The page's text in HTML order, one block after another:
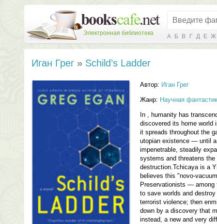
Электронная библиотека А Б В Г Д Е Ж
Иган Грег » Schild’s Ladder
Автор: Иган Грег
Жанр: Научная
In , humanity has
discovered its home world
it spreads throughout the
utopian existence — until
impenetrable, steadily
systems and threatens
destruction.Tchicaya is a
believes this "novo-
Preservationists —
to save worlds and
terrorist violence; then
down by a discovery that
instead, a new and very